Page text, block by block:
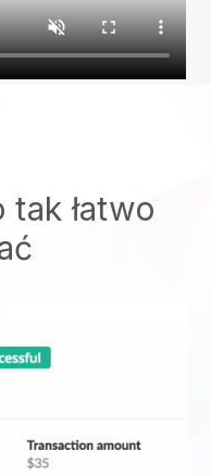
tak łatwo